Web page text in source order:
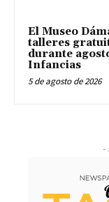
El Museo
talleres
durante
Infancias
5 de agosto de 2026
-